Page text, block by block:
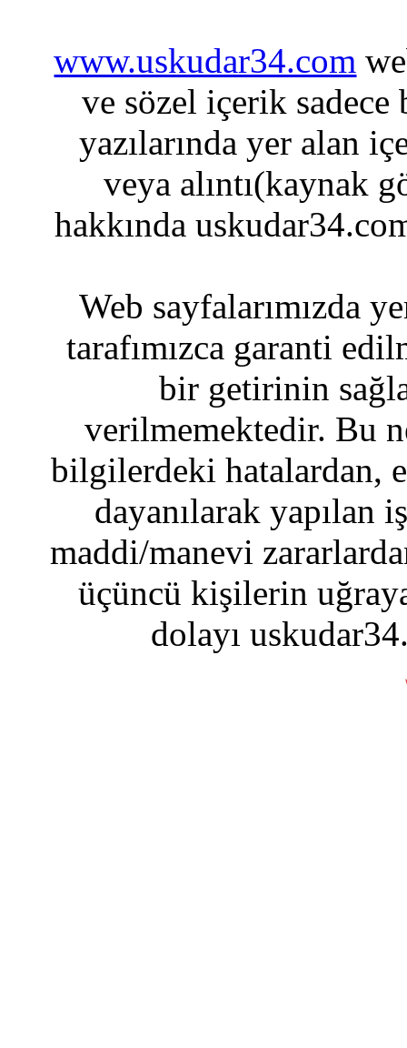
www.uskudar34.com
ve sözel içerik sadece
yazılarında yer alan
veya alıntı(kaynak
hakkında
Web sayfalarımızda
tarafımızca garanti
bir getirinin
verilmemektedir. Bu
bilgilerdeki hatalardan,
dayanılarak yapılan
maddi/manevi
üçüncü kişilerin
dolayı